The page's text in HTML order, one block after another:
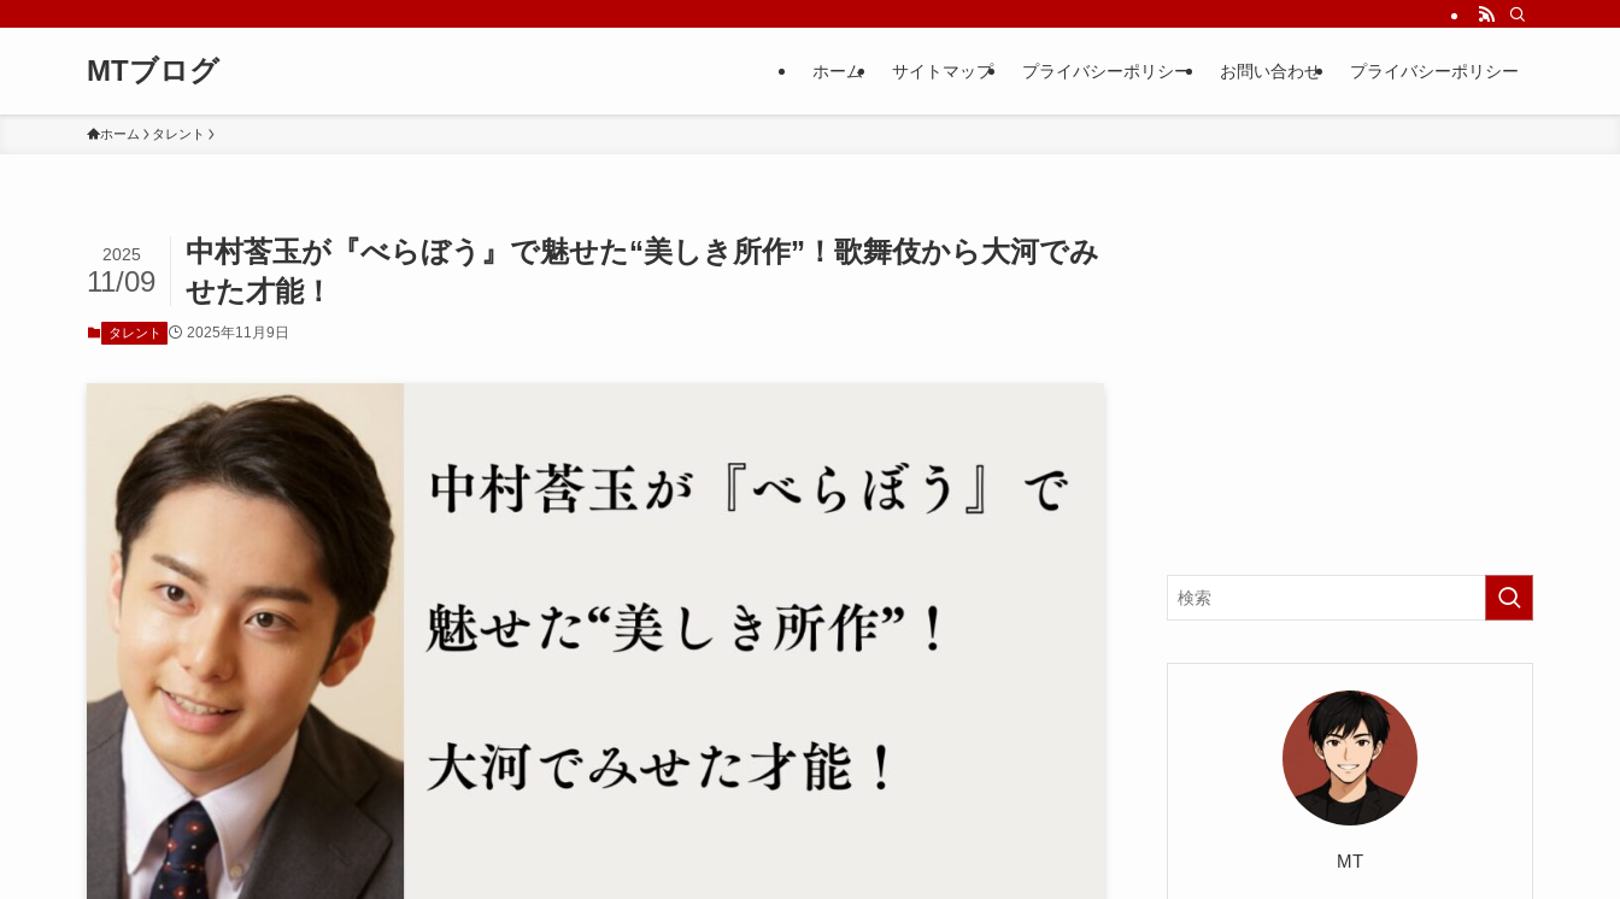
MTブログ ホーム サイトマップ プライバシーポリシー お問い合わせ プライバシーポリシー
ホーム タレント
中村莟玉が『べらぼう』で魅せた“美しき所作”！歌舞伎から大河でみ
せた才能！
2025
11/09
タレント 2025年11月9日
MT